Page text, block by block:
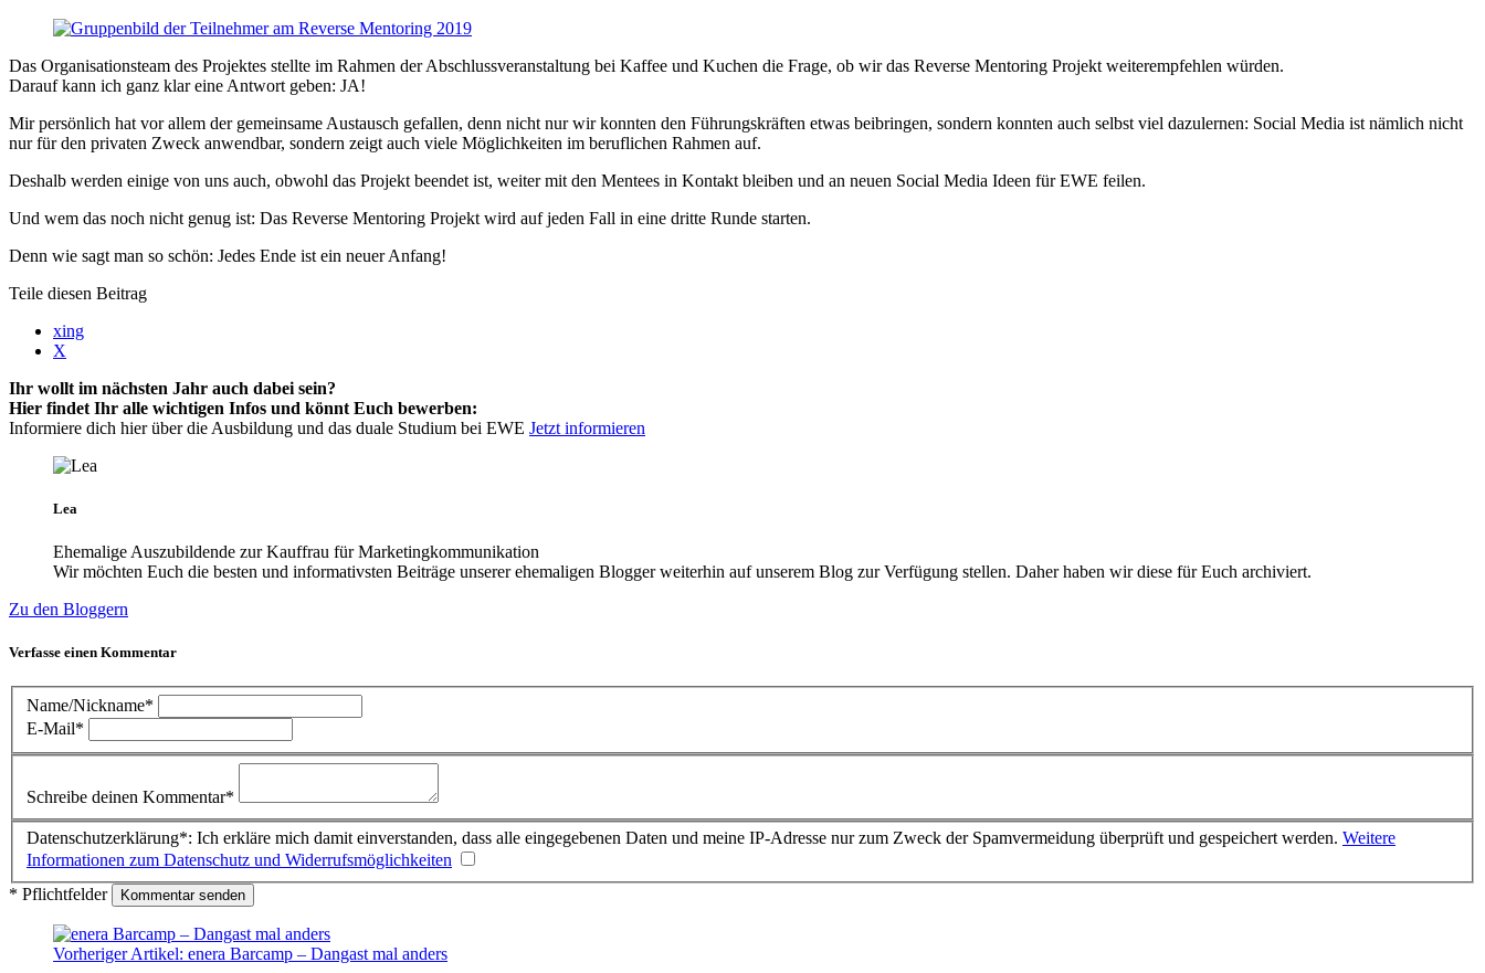
Das Organisationsteam des Projektes stellte im Rahmen der Abschlussveranstaltung bei Kaffee und Kuchen die Frage, ob wir das Reverse Mentoring Projekt weiterempfehlen würden.
Darauf kann ich ganz klar eine Antwort geben: JA!
Mir persönlich hat vor allem der gemeinsame Austausch gefallen, denn nicht nur wir konnten den Führungskräften etwas beibringen, sondern konnten auch selbst viel dazulernen: Social Media ist nämlich nicht
nur für den privaten Zweck anwendbar, sondern zeigt auch viele Möglichkeiten im beruflichen Rahmen auf.
Deshalb werden einige von uns auch, obwohl das Projekt beendet ist, weiter mit den Mentees in Kontakt bleiben und an neuen Social Media Ideen für EWE feilen.
Und wem das noch nicht genug ist: Das Reverse Mentoring Projekt wird auf jeden Fall in eine dritte Runde starten.
Denn wie sagt man so schön: Jedes Ende ist ein neuer Anfang!
Teile diesen Beitrag
xing
X
Ihr wollt im nächsten Jahr auch dabei sein?
Hier findet Ihr alle wichtigen Infos und könnt Euch bewerben:
Informiere dich hier über die Ausbildung und das duale Studium bei EWE Jetzt informieren
Lea
Ehemalige Auszubildende zur Kauffrau für Marketingkommunikation
Wir möchten Euch die besten und informativsten Beiträge unserer ehemaligen Blogger weiterhin auf unserem Blog zur Verfügung stellen. Daher haben wir diese für Euch archiviert.
Zu den Bloggern
Verfasse einen Kommentar
Name/Nickname*
E-Mail*
Schreibe deinen Kommentar*
Datenschutzerklärung*: Ich erkläre mich damit einverstanden, dass alle eingegebenen Daten und meine IP-Adresse nur zum Zweck der Spamvermeidung überprüft und gespeichert werden. Weitere
Informationen zum Datenschutz und Widerrufsmöglichkeiten
* Pflichtfelder
Vorheriger Artikel: enera Barcamp – Dangast mal anders